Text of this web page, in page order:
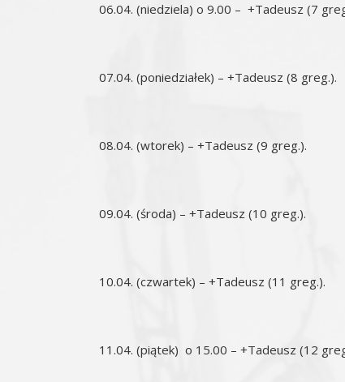
06.04. (niedziela) o 9.00 – +Tadeusz (7
07.04. (poniedziałek) – +Tadeusz (8 greg.).
08.04. (wtorek) – +Tadeusz (9 greg.).
09.04. (środa) – +Tadeusz (10 greg.).
10.04. (czwartek) – +Tadeusz (11 greg.).
11.04. (piątek) o 15.00 – +Tadeusz (12